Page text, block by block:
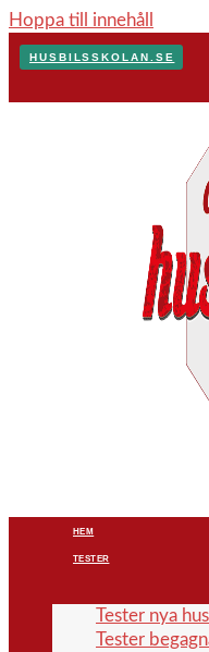
Hoppa till innehåll
HUSBILSSKOLAN.SE
HEM
TESTER
Tester nya
Tester